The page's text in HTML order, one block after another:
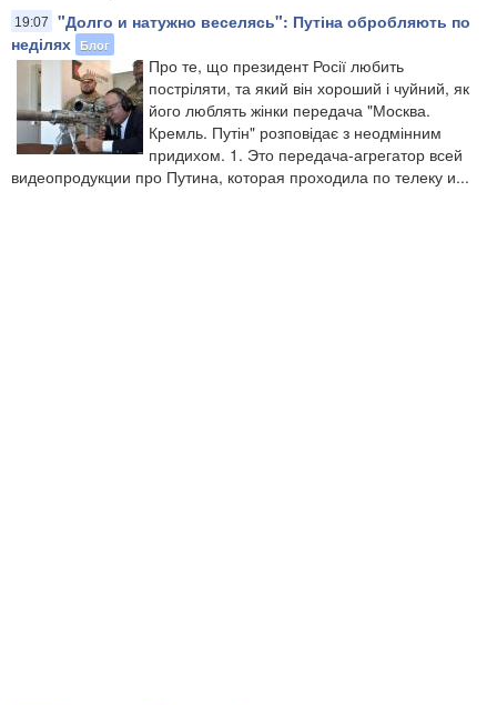
19:07
"Долго и натужно веселясь": Путіна обробляють по
неділях Блог
Про те, що президент Росії любить
постріляти, та який він хороший і чуйний, як
його люблять жінки передача "Москва.
Кремль. Путін" розповідає з неодмінним
придихом. 1. Это передача-агрегатор всей
видеопродукции про Путина, которая проходила по телеку и...